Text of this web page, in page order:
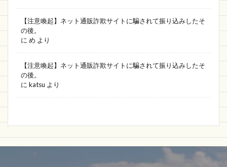
【注意喚起】ネット通販詐欺サイトに騙されて振り込みしたそ
の後。
に め より
【注意喚起】ネット通販詐欺サイトに騙されて振り込みしたそ
の後。
に katsu より